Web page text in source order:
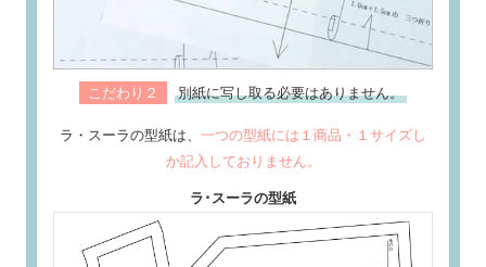
こだわり２ 別紙に写し取る必要はありません。
ラ・スーラの型紙は、 一つの型紙には１商品・１サイズし
か記入しておりません。
ラ･スーラの型紙